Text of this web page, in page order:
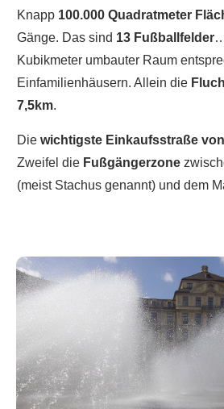
Knapp 100.000 Quadratmeter
Gänge. Das sind 13 Fußballfelder
Kubikmeter umbauter Raum
Einfamilienhäusern. Allein die
7,5km.
Die wichtigste Einkaufsstraße
Zweifel die Fußgängerzone
(meist Stachus genannt) und dem